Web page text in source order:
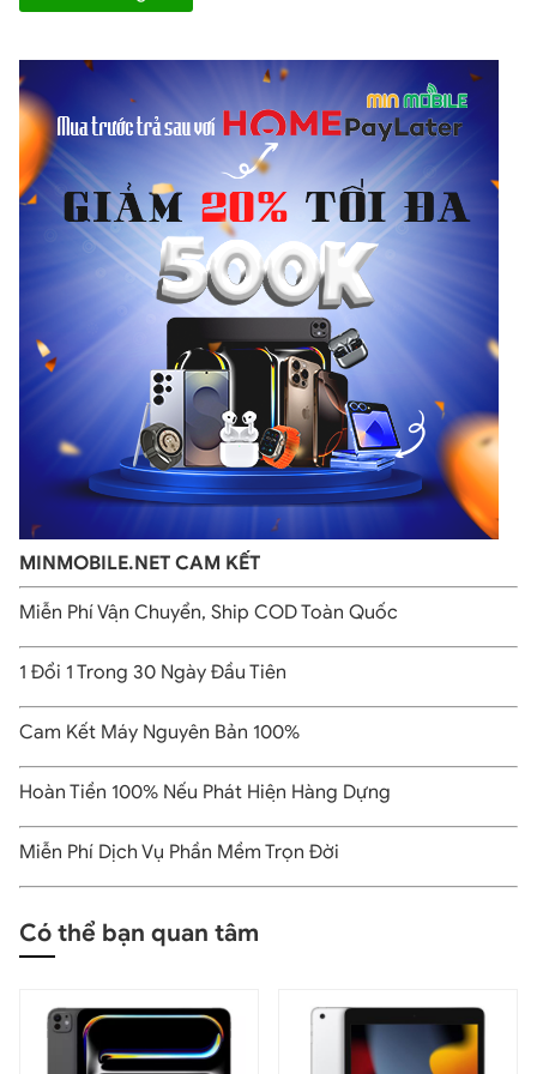
màu bao gồm: bạc, hồng, xám và tím.
Màn hình Retina 8.3 inch
Với kích thước nhỏ gọn, chiếc iPad mini năm nay sở hữu màn
hình 8.3 inch vừa đủ cho mọi nhu cầu. Tấm nền được sử dụng
cho iPad mini 6 là LED-backlit IPS LCD đạt chuẩn Retina với độ
sáng tối đa 500 nits. Nhờ vậy những hình ảnh và màu sắc hiển thị
trên chiếc máy tính bảng này rất sắc nét và rực rỡ.
Màn hình iPad Mini 6 cho màu sắc hiển thị rực rỡ, sống động
Chúng ta cũng sẽ có tính năng True Tone trên chiếc máy tính
bảng này. Nếu bạn không biết thì đây là tính năng giúp tự động
điều chỉnh màu sắc phù hợp với từng môi trường sử dụng. Đồng
căng thẳng cho mắt.
Không chỉ nhỏ gọn, hiển thị đẹp, iPad Mini 5 còn sở hữu con
5nm tiên tiến nhất hiện nay. A15 Bionic với 6 lõi CPU sẽ cho
hiệu năng được cải thiện đáng kể. Đồng thời bộ vi xử lý này cũng
giúp tiết kiệm năng lượng hơn đến 15% so với thế hệ chip A14
MINMOBILE.NET CAM KẾT
Miễn Phí Vận Chuyển, Ship COD Toàn Quốc
1 Đổi 1 Trong 30 Ngày Đầu Tiên
Cam Kết Máy Nguyên Bản 100%
Hoàn Tiền 100% Nếu Phát Hiện Hàng Dựng
Miễn Phí Dịch Vụ Phần Mềm Trọn Đời
Có thể bạn quan tâm